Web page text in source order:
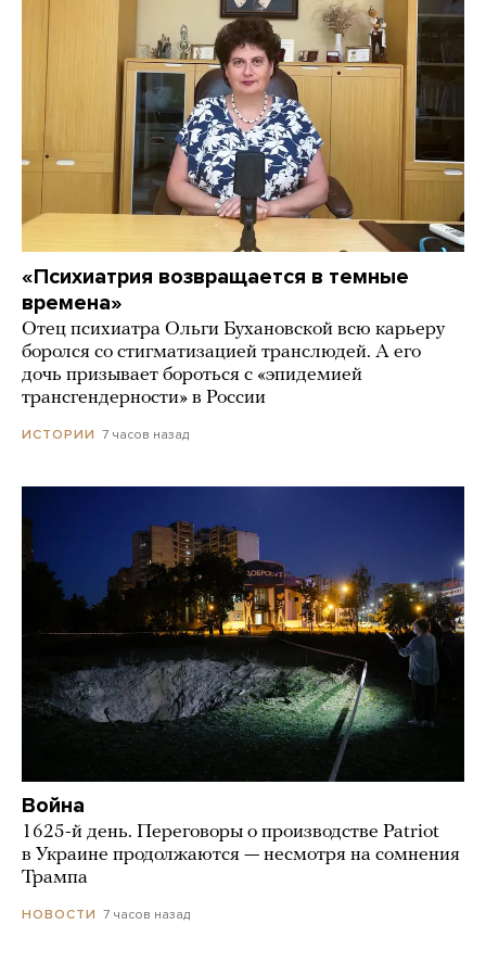
«Психиатрия возвращается в темные
времена»
Отец психиатра Ольги Бухановской всю карьеру
боролся со стигматизацией транслюдей. А его
дочь призывает бороться с «эпидемией
трансгендерности» в России
ИСТОРИИ 7 часов назад
Война
1625-й день. Переговоры о производстве Patriot
в Украине продолжаются — несмотря на сомнения
Трампа
НОВОСТИ 7 часов назад